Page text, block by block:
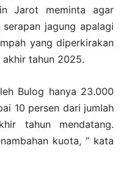
Jarot meminta agar
jagung apalagi
yang diperkirakan
tahun 2025.
Bulog hanya 23.000
10 persen dari jumlah
tahun mendatang.
kuota, ” kata